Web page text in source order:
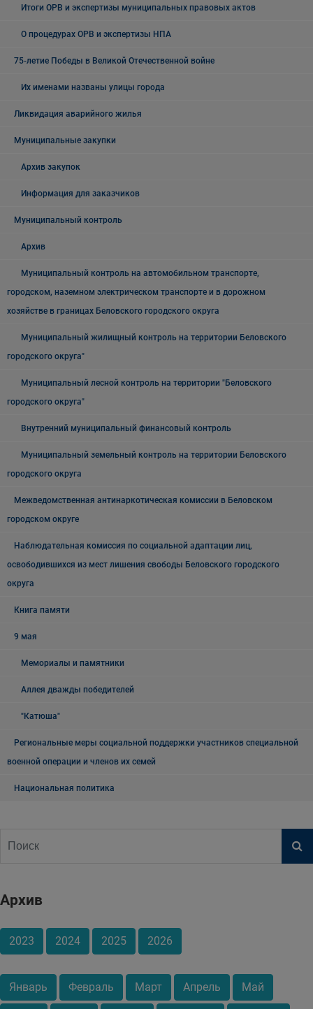
Итоги ОРВ и экспертизы муниципальных правовых актов
О процедурах ОРВ и экспертизы НПА
75-летие Победы в Великой Отечественной войне
Их именами названы улицы города
Ликвидация аварийного жилья
Муниципальные закупки
Архив закупок
Информация для заказчиков
Муниципальный контроль
Архив
Муниципальный контроль на автомобильном транспорте,
городском, наземном электрическом транспорте и в дорожном
хозяйстве в границах Беловского городского округа
Муниципальный жилищный контроль на территории Беловского
городского округа"
Муниципальный лесной контроль на территории "Беловского
городского округа"
Внутренний муниципальный финансовый контроль
Муниципальный земельный контроль на территории Беловского
городского округа
Межведомственная антинаркотическая комиссии в Беловском
городском округе
Наблюдательная комиссия по социальной адаптации лиц,
освободившихся из мест лишения свободы Беловского городского
округа
Книга памяти
9 мая
Мемориалы и памятники
Аллея дважды победителей
"Катюша"
Региональные меры социальной поддержки участников специальной
военной операции и членов их семей
Национальная политика
Архив
2023 2024 2025 2026
Январь Февраль Март Апрель Май